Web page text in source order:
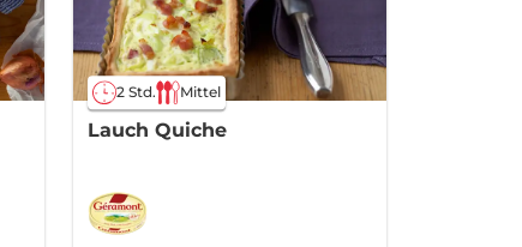
2 Std. Mittel
Lauch Quiche